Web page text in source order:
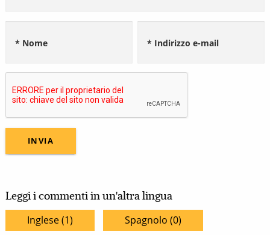
* Nome * Indirizzo e-mail
Leggi i commenti in un'altra lingua
Inglese (1) Spagnolo (0)